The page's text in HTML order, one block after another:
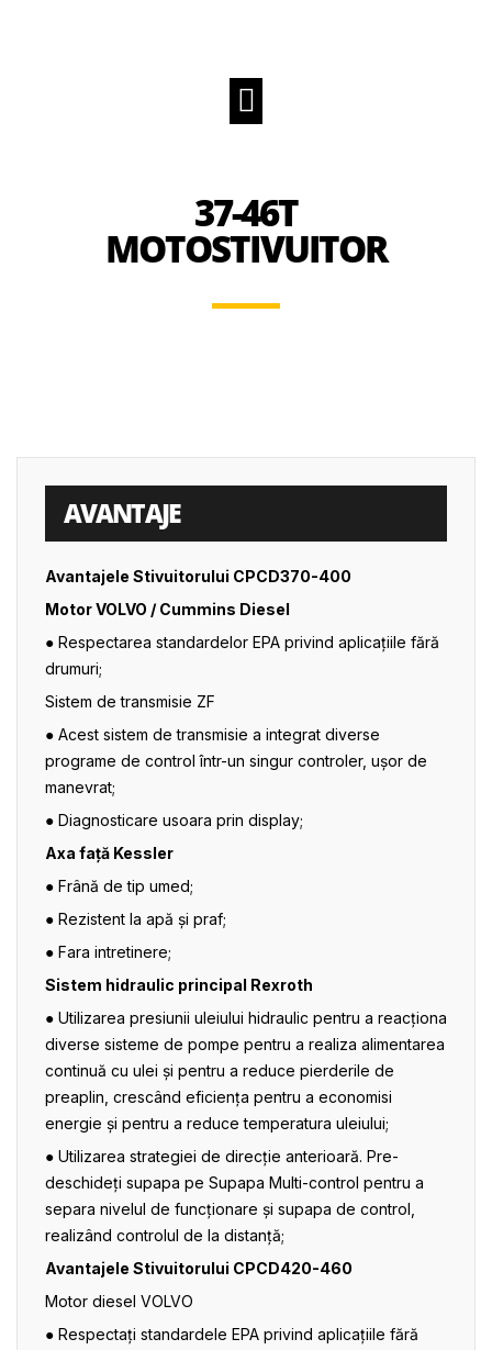
37-46T
MOTOSTIVUITOR
AVANTAJE
Avantajele Stivuitorului CPCD370-400
Motor VOLVO / Cummins Diesel
● Respectarea standardelor EPA privind aplicațiile fără
drumuri;
Sistem de transmisie ZF
● Acest sistem de transmisie a integrat diverse
programe de control într-un singur controler, ușor de
manevrat;
● Diagnosticare usoara prin display;
Axa față Kessler
● Frână de tip umed;
● Rezistent la apă și praf;
● Fara intretinere;
Sistem hidraulic principal Rexroth
● Utilizarea presiunii uleiului hidraulic pentru a reacționa
diverse sisteme de pompe pentru a realiza alimentarea
continuă cu ulei și pentru a reduce pierderile de
preaplin, crescând eficiența pentru a economisi
energie și pentru a reduce temperatura uleiului;
● Utilizarea strategiei de direcție anterioară. Pre-
deschideți supapa pe Supapa Multi-control pentru a
separa nivelul de funcționare și supapa de control,
realizând controlul de la distanță;
Avantajele Stivuitorului CPCD420-460
Motor diesel VOLVO
● Respectați standardele EPA privind aplicațiile fără